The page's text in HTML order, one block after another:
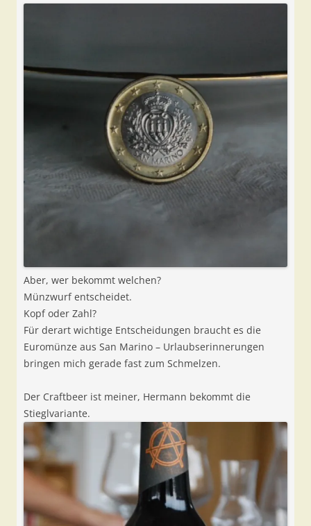
Aber, wer bekommt welchen?
Münzwurf entscheidet.
Kopf oder Zahl?
Für derart wichtige Entscheidungen braucht es die
Euromünze aus San Marino – Urlaubserinnerungen
bringen mich gerade fast zum Schmelzen.
Der Craftbeer ist meiner, Hermann bekommt die
Stieglvariante.